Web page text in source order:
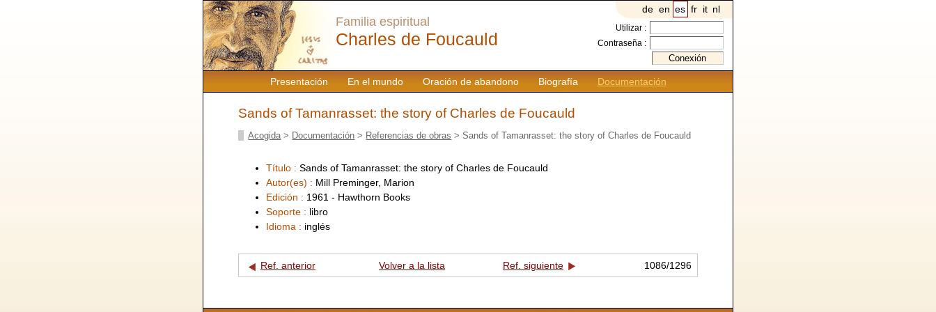
Presentación En el mundo Oración de abandono Biografía Documentación
Familia espiritual
Charles de Foucauld
de en es fr it nl
Utilizar :
Contraseña :
Sands of Tamanrasset: the story of Charles de Foucauld
Acogida > Documentación > Referencias de obras > Sands of Tamanrasset: the story of Charles de Foucauld
Título : Sands of Tamanrasset: the story of Charles de Foucauld
Autor(es) : Mill Preminger, Marion
Edición : 1961 - Hawthorn Books
Soporte : libro
Idioma : inglés
Ref. anterior Volver a la lista Ref. siguiente 1086/1296